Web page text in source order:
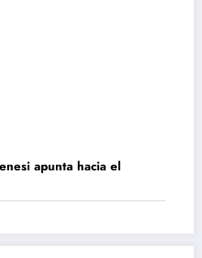
apunta hacia el